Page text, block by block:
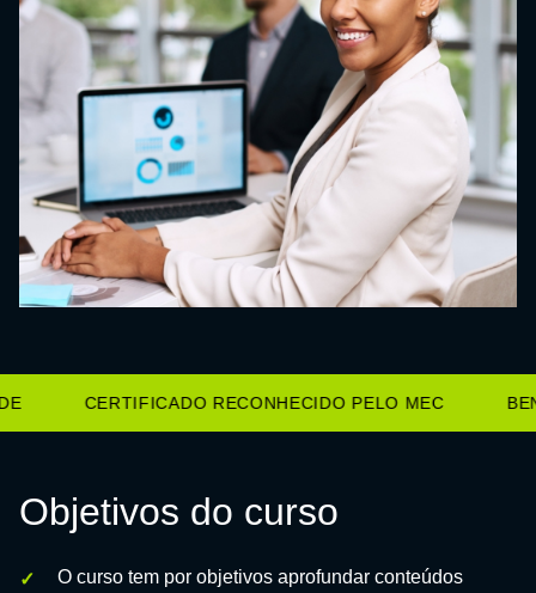
CERTIFICADO RECONHECIDO PELO MEC
Objetivos do curso
O curso tem por objetivos aprofundar conteúdos